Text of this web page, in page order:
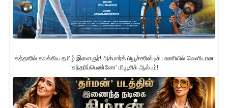
கத்தாரில் கலக்கிய தமிழ் இளைஞர்! அக்மார்க் பியூச்சரிஸ்டிக் பாணியில் வெளியான
‘சுந்தரிப்பெண்ணே’ மியூசிக் ஆல்பம்!